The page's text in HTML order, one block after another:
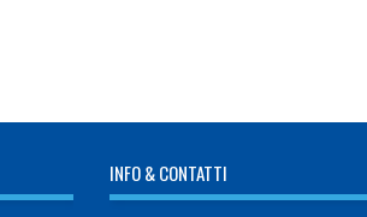
INFO & CONTATTI